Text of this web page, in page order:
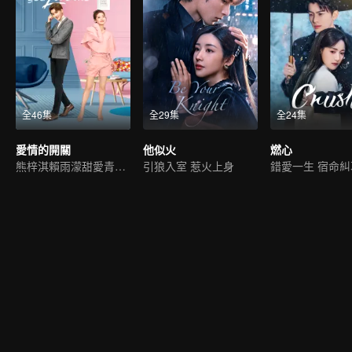
全46集
愛情的開關
熊梓淇賴雨濛甜愛青梅竹馬
全29集
他似火
引狼入室 惹火上身
全24集
燃心
錯愛一生 宿命